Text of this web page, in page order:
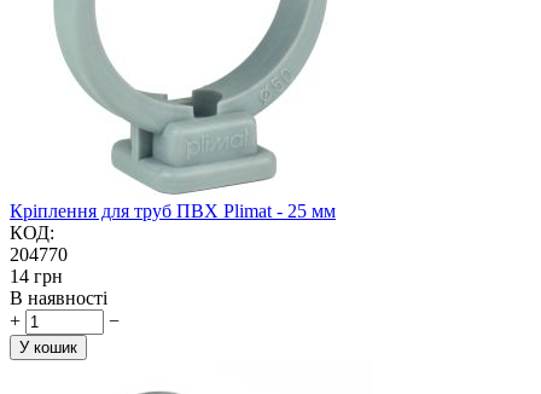
Кріплення для труб ПВХ Plimat - 25 мм
КОД:
204770
‍14‍ грн
В наявності
+
−
У кошик